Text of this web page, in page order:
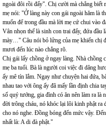
ngoài đôi rồi đấy". Chị cười mà chẳng biết
mẹ nói: "Ở làng này con gái ngoài hăm là
muốn để trong đầu mà lời mẹ cứ chui vào
Vân nhọn thế là sinh con trai đấy, đứa đầu
mày…" Câu nói bỏ lửng của mẹ khiến chị
mươi đến lúc nào chẳng rõ.
Chị gái lấy chồng ở ngay làng. Nhà chồng
mẹ ba tuổi. Bà là người coi việc đi dâng
ấy mê tín lắm. Ngay như chuyện hai đứa,
nhau tao với ông ấy đã mấy lần định chia
số quý tướng, gia đình có ăn nên làm ra
đời trông cháu, nó khóc lại lôi kinh phật ra
cho nó nghe. Đồng bóng đến mức vậy.
nhất là: A di đà phật."